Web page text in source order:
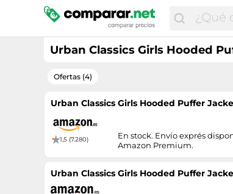
Urban Classics Girls Hooded
Ofertas (4)
Urban Classics Girls Hooded Puffer
1,5 (7.280)
En stock. Envío exprés
Amazon Premium.
Urban Classics Girls Hooded Puffer